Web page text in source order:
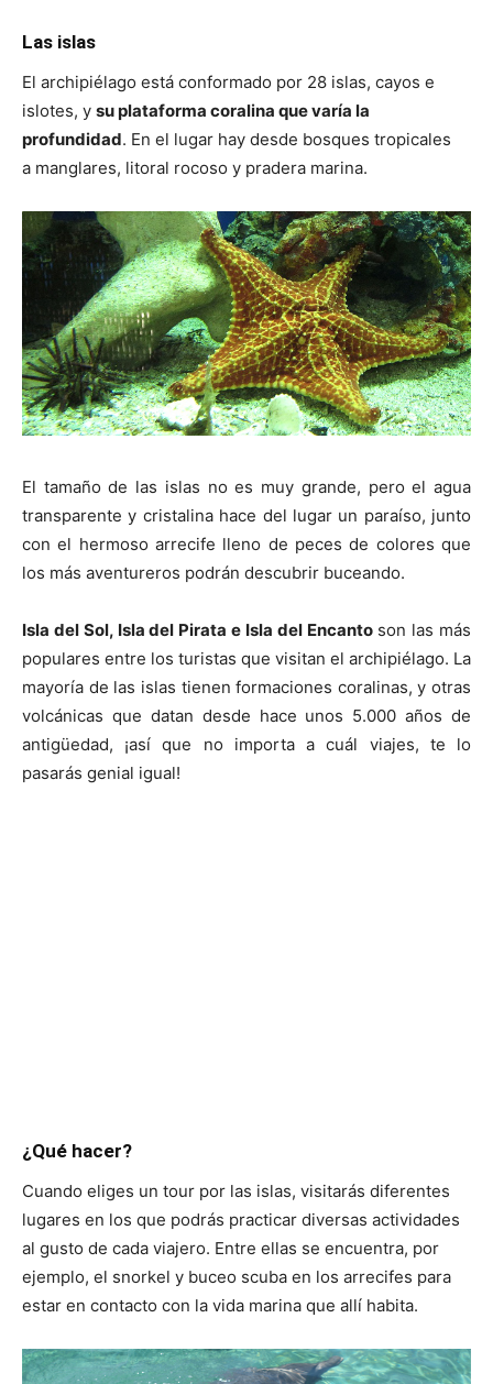
Las islas
El archipiélago está conformado por 28 islas, cayos e
islotes, y su plataforma coralina que varía la
profundidad. En el lugar hay desde bosques tropicales
a manglares, litoral rocoso y pradera marina.
El tamaño de las islas no es muy grande, pero el agua
transparente y cristalina hace del lugar un paraíso, junto
con el hermoso arrecife lleno de peces de colores que
los más aventureros podrán descubrir buceando.
Isla del Sol, Isla del Pirata e Isla del Encantoson las más
populares entre los turistas que visitan el archipiélago. La
mayoría de las islas tienen formaciones coralinas, y otras
volcánicas que datan desde hace unos 5.000 años de
antigüedad, ¡así que no importa a cuál viajes, te lo
pasarás genial igual!
¿Qué hacer?
Cuando eliges un tour por las islas, visitarás diferentes
lugares en los que podrás practicar diversas actividades
al gusto de cada viajero. Entre ellas se encuentra, por
ejemplo, el snorkel y buceo scuba en los arrecifes para
estar en contacto con la vida marina que allí habita.